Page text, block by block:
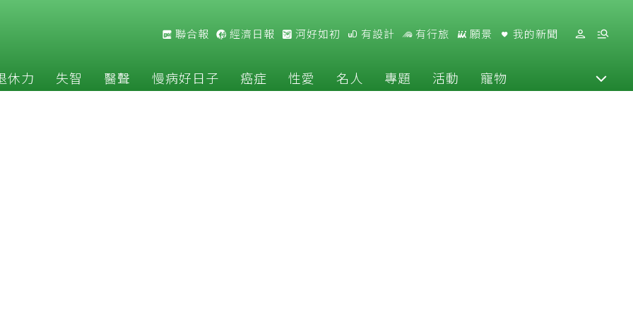
聯合報 經濟日報 河好如初 有設計 有行旅 願景 我的新聞
休力 失智 醫聲 慢病好日子 癌症 性愛 名人 專題 活動 寵物